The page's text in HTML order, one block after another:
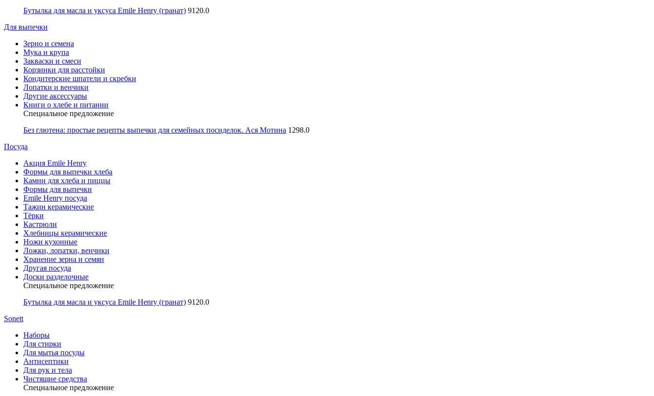
Бутылка для масла и уксуса Emile Henry (гранат) 9120.0
Для выпечки
Зерно и семена
Мука и крупа
Закваски и смеси
Корзинки для расстойки
Кондитерские шпатели и скребки
Лопатки и венчики
Другие аксессуары
Книги о хлебе и питании
Специальное предложение
Без глютена: простые рецепты выпечки для семейных посиделок. Ася Мотина 1298.0
Посуда
Акция Emile Henry
Формы для выпечки хлеба
Камни для хлеба и пиццы
Формы для выпечки
Emile Henry посуда
Тажин керамические
Тёрки
Кастрюли
Хлебницы керамические
Ножи кухонные
Ложки, лопатки, венчики
Хранение зерна и семян
Другая посуда
Доски разделочные
Специальное предложение
Бутылка для масла и уксуса Emile Henry (гранат) 9120.0
Sonett
Наборы
Для стирки
Для мытья посуды
Антисептики
Для рук и тела
Чистящие средства
Специальное предложение